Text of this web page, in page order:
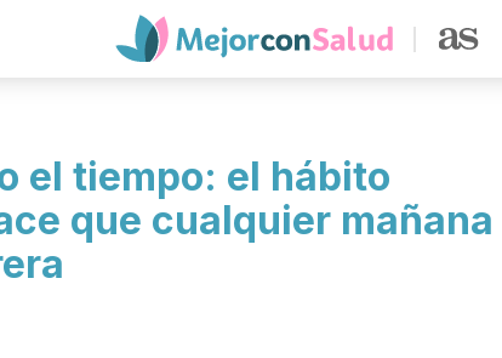
el tiempo: el hábito
que cualquier mañana